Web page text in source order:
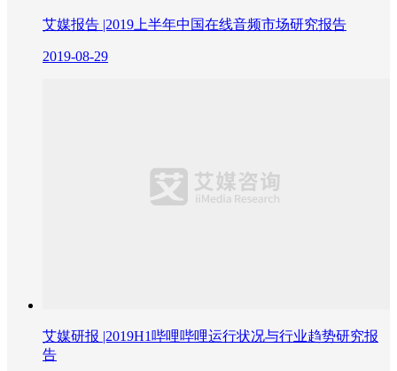
艾媒报告 |2019上半年中国在线音频市场研究报告
2019-08-29
艾媒研报 |2019H1哔哩哔哩运行状况与行业趋势研究报
告